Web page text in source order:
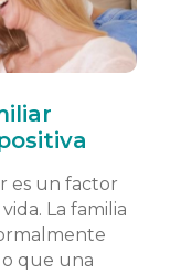
es un factor
La familia
que una